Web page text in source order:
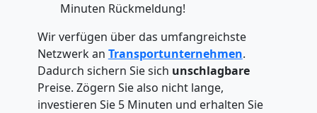
Minuten Rückmeldung!
Wir verfügen über das umfangreichste
Netzwerk an Transportunternehmen.
Dadurch sichern Sie sich unschlagbare
Preise. Zögern Sie also nicht lange,
investieren Sie 5 Minuten und erhalten Sie